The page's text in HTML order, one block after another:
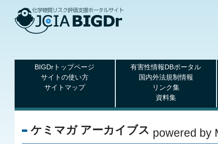
BIGDrトップページ
サイトの使い方
サイトマップ
有害性情報DBポータル
国内外法規制情報
リンク集
資料集
ケミマガ アーカイブス powered by